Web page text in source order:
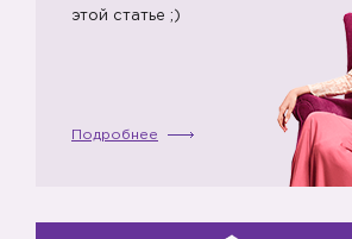
этой статье ;)
Подробнее